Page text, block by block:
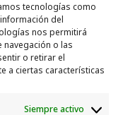
tecnologías como
del
nos permitirá
o las
o retirar el
a ciertas características
Siempre activo